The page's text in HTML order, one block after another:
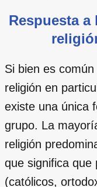
Respuesta
Si bien es
religión en
existe una única
grupo. La
religión
que significa que
(católicos,